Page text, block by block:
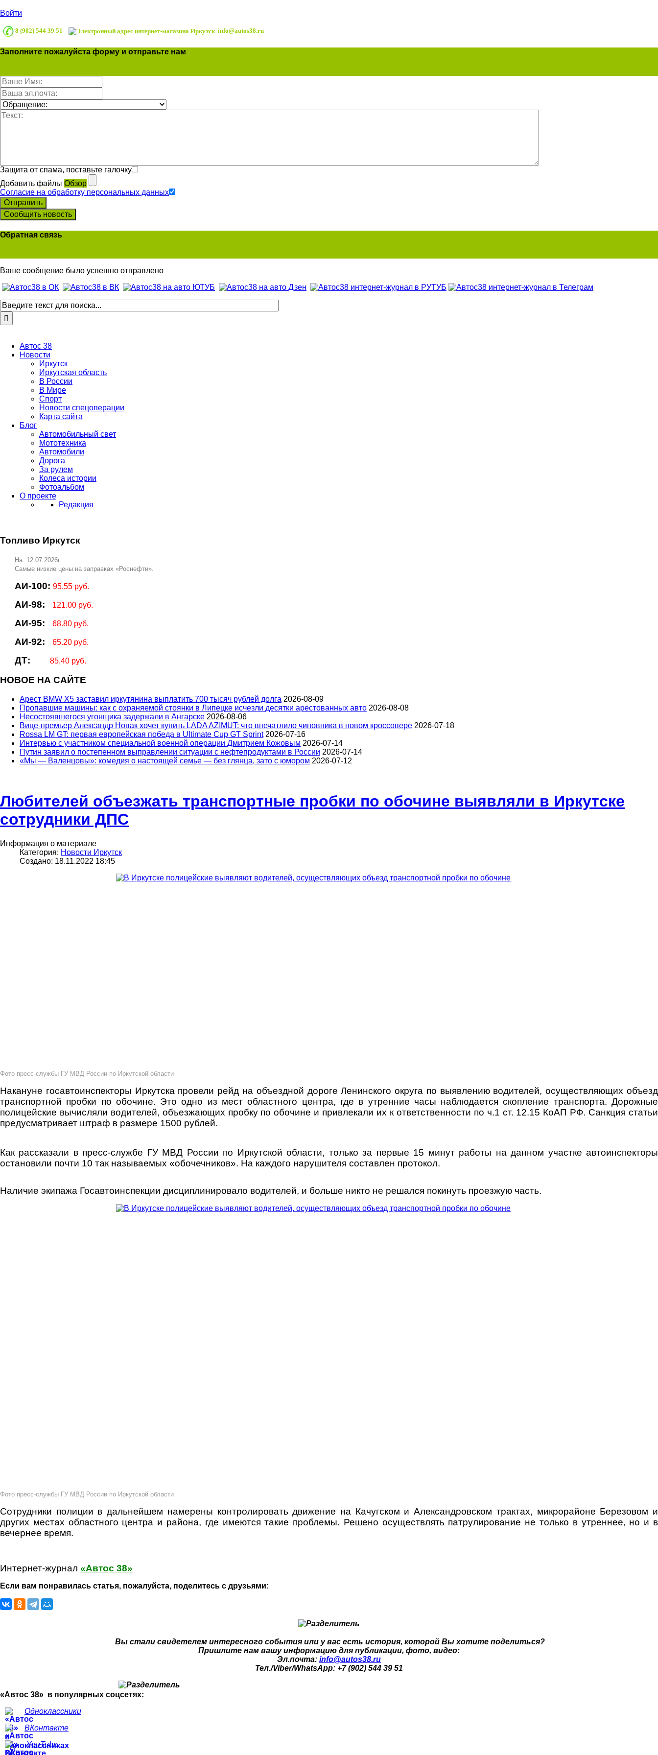
Войти
8 (902) 544 39 51 info@autos38.ru
Заполните пожалуйста форму и отправьте нам
Защита от спама, поставьте галочку
Добавить файлы Обзор
Согласие на обработку персональных данных
Отправить
Сообщить новость
Обратная связь
Ваше сообщение было успешно отправлено
Автос 38
Новости
Иркутск
Иркутская область
В России
В Мире
Спорт
Новости спецоперации
Карта сайта
Блог
Автомобильный свет
Мототехника
Автомобили
Дорога
За рулем
Колеса истории
Фотоальбом
О проекте
Редакция
Топливо Иркутск
На: 12.07.2026г.
Самые низкие цены на заправках «Роснефти».
АИ-100: 95.55 руб.
АИ-98: 121.00 руб.
АИ-95: 68.80 руб.
АИ-92: 65.20 руб.
ДТ: 85,40 руб.
НОВОЕ НА САЙТЕ
Арест BMW X5 заставил иркутянина выплатить 700 тысяч рублей долга 2026-08-09
Пропавшие машины: как с охраняемой стоянки в Липецке исчезли десятки арестованных авто 2026-08-08
Несостоявшегося угонщика задержали в Ангарске 2026-08-06
Вице‑премьер Александр Новак хочет купить LADA AZIMUT: что впечатлило чиновника в новом кроссовере 2026-07-18
Rossa LM GT: первая европейская победа в Ultimate Cup GT Sprint 2026-07-16
Интервью с участником специальной военной операции Дмитрием Кожовым 2026-07-14
Путин заявил о постепенном выправлении ситуации с нефтепродуктами в России 2026-07-14
«Мы — Валенцовы»: комедия о настоящей семье — без глянца, зато с юмором 2026-07-12
Любителей объезжать транспортные пробки по обочине выявляли в Иркутске
сотрудники ДПС
Информация о материале
Категория: Новости Иркутск
Создано: 18.11.2022 18:45
Фото пресс-службы ГУ МВД России по Иркутской области
Накануне госавтоинспекторы Иркутска провели рейд на объездной дороге Ленинского округа по выявлению водителей, осуществляющих объезд
транспортной пробки по обочине. Это одно из мест областного центра, где в утренние часы наблюдается скопление транспорта. Дорожные
полицейские вычисляли водителей, объезжающих пробку по обочине и привлекали их к ответственности по ч.1 ст. 12.15 КоАП РФ. Санкция статьи
предусматривает штраф в размере 1500 рублей.
Как рассказали в пресс-службе ГУ МВД России по Иркутской области, только за первые 15 минут работы на данном участке автоинспекторы
остановили почти 10 так называемых «обочечников». На каждого нарушителя составлен протокол.
Наличие экипажа Госавтоинспекции дисциплинировало водителей, и больше никто не решался покинуть проезжую часть.
Фото пресс-службы ГУ МВД России по Иркутской области
Сотрудники полиции в дальнейшем намерены контролировать движение на Качугском и Александровском трактах, микрорайоне Березовом и
других местах областного центра и района, где имеются такие проблемы. Решено осуществлять патрулирование не только в утреннее, но и в
вечернее время.
Интернет-журнал «Автос 38»
Если вам понравилась статья, пожалуйста, поделитесь с друзьями:
Вы стали свидетелем интересного события или у вас есть история, которой Вы хотите поделиться?
Пришлите нам вашу информацию для публикации, фото, видео:
Эл.почта: info@autos38.ru
Тел./Viber/WhatsApp: +7 (902) 544 39 51
«Автос 38» в популярных соцсетях:
Одноклассники
ВКонтакте
YouTube